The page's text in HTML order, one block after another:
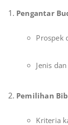
Pengantar
Prospek
Jenis
Pemilihan
Kriteria